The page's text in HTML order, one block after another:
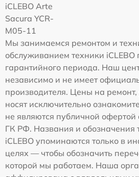
iCLEBO Arte
Sacura YCR-
M05-11
Мы занимаемся ремонтом и
обслуживанием техники iCLEBO
гарантийного периода. Наш
независимо и не имеет
производителя. Цены на
носят исключительно
не являются публичной офертой
ГК РФ. Названия и обозначения
iCLEBO упоминаются только в
целях — чтобы обозначить
которой мы работаем. Наша